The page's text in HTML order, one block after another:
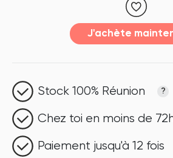
J'achète
Stock 100% Réunion ?
Chez toi en moins de
Paiement jusqu'à 12 fois